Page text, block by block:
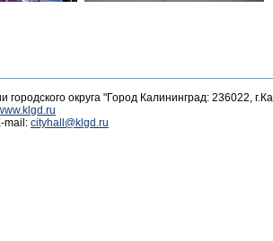
городского округа "Город Калининград: 236022,
mail: cityhall@klgd.ru